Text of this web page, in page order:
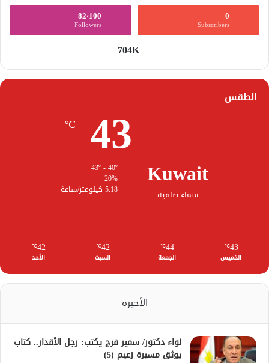
0
Subscribers
82٬100
Followers
704K
الطقس
Kuwait
سماء صافية
43
℃
20%
5.18 كيلومتر/ساعة
43
℃
الخميس
44
℃
الجمعة
42
℃
السبت
42
℃
الأحد
الأخيرة
لواء دكتور/ سمير فرج يكتب: رجل الأقدار.. كتاب
يوثق مسيرة زعيم (5)